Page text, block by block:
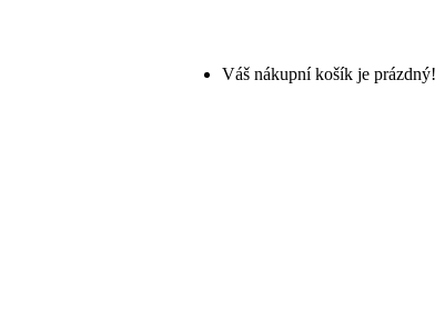
Váš nákupní košík je prázdný!